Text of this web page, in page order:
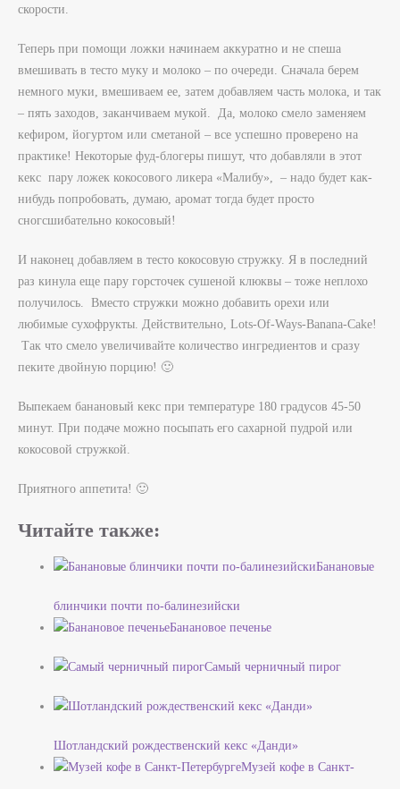
скорости.
Теперь при помощи ложки начинаем аккуратно и не спеша
вмешивать в тесто муку и молоко – по очереди. Сначала берем
немного муки, вмешиваем ее, затем добавляем часть молока, и так
– пять заходов, заканчиваем мукой. Да, молоко смело заменяем
кефиром, йогуртом или сметаной – все успешно проверено на
практике! Некоторые фуд-блогеры пишут, что добавляли в этот
кекс пару ложек кокосового ликера «Малибу», – надо будет как-
нибудь попробовать, думаю, аромат тогда будет просто
сногсшибательно кокосовый!
И наконец добавляем в тесто кокосовую стружку. Я в последний
раз кинула еще пару горсточек сушеной клюквы – тоже неплохо
получилось. Вместо стружки можно добавить орехи или
любимые сухофрукты. Действительно, Lots-Of-Ways-Banana-Cake!
Так что смело увеличивайте количество ингредиентов и сразу
пеките двойную порцию! 🙂
Выпекаем банановый кекс при температуре 180 градусов 45-50
минут. При подаче можно посыпать его сахарной пудрой или
кокосовой стружкой.
Приятного аппетита! 🙂
Читайте также:
Банановые
блинчики почти по-балинезийски
Банановое печенье
Самый черничный пирог
Шотландский рождественский кекс «Данди»
Музей кофе в Санкт-